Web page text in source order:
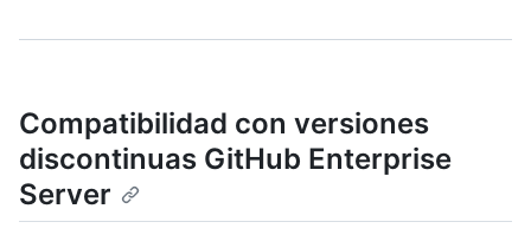
Compatibilidad con versiones
discontinuas GitHub Enterprise
Server